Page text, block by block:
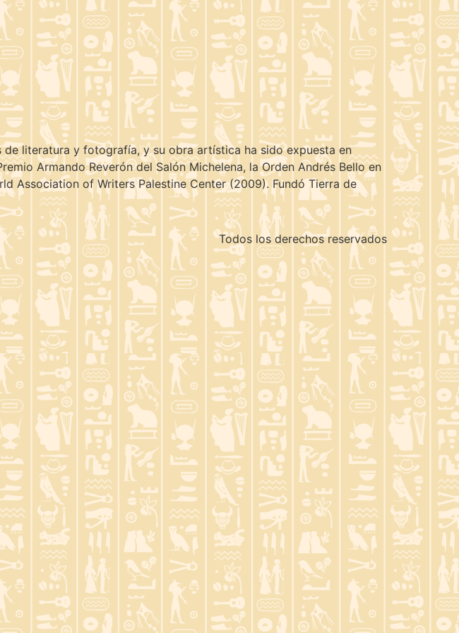
literatura y fotografía, y su obra artística ha sido expuesta en
Armando Reverón del Salón Michelena, la Orden Andrés Bello en
Association of Writers Palestine Center (2009). Fundó Tierra de
Todos los derechos reservados